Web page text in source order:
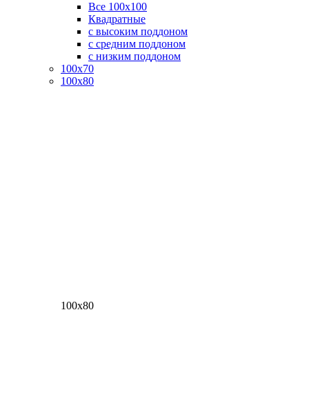
Все 100х100
Квадратные
с высоким поддоном
с средним поддоном
с низким поддоном
100х70
100х80
100х80